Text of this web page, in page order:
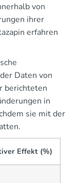
von
ihrer
erfahren
Daten von
berichteten
in
sie mit der
Effekt (%)